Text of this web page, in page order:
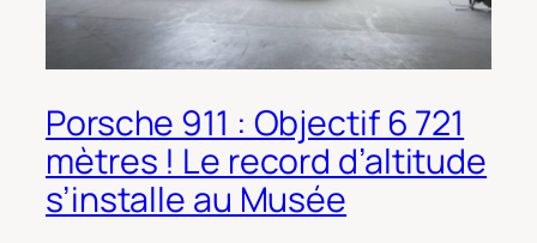
Porsche 911 : Objectif 6 721
mètres ! Le record d’altitude
s’installe au Musée